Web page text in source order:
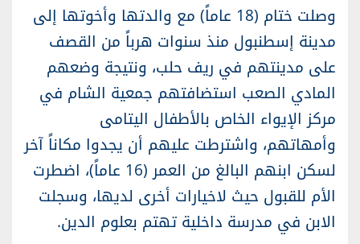
وصلت ختام (18 عاماً) مع والدتها وأخوتها إلى
مدينة إسطنبول منذ سنوات هرباً من القصف
على مدينتهم في ريف حلب، ونتيجة وضعهم
المادي الصعب استضافتهم جمعية الشام في
مركز الإيواء الخاص بالأطفال اليتامى
وأمهاتهم، واشترطت عليهم أن يجدوا مكاناً آخر
لسكن ابنهم البالغ من العمر (16 عاماً)، اضطرت
الأم للقبول حيث لاخيارات أخرى لديها، وسجلت
الابن في مدرسة داخلية تهتم بعلوم الدين.